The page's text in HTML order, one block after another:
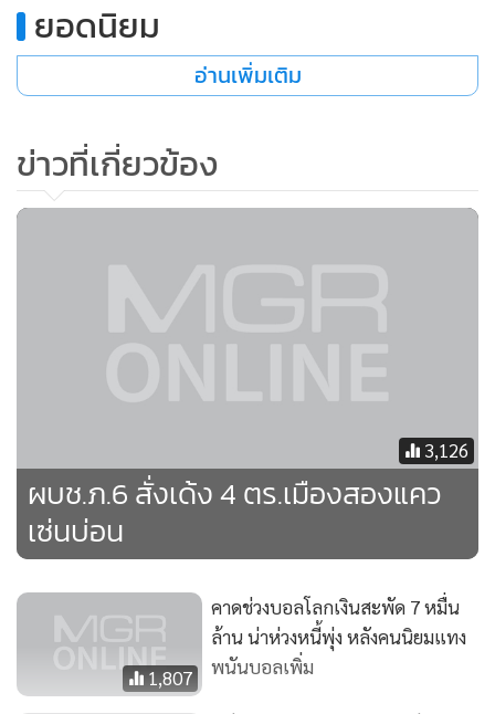
Life” ได้ที่
ยอดนิยม
อ่านเพิ่มเติม
ข่าวที่เกี่ยวข้อง
3,126
ผบช.ภ.6 สั่งเด้ง 4 ตร.เมืองสองแคว
เซ่นบ่อน
1,807
คาดช่วงบอลโลกเงินสะพัด 7 หมื่น
ล้าน น่าห่วงหนี้พุ่ง หลังคนนิยมแทง
พนันบอลเพิ่ม